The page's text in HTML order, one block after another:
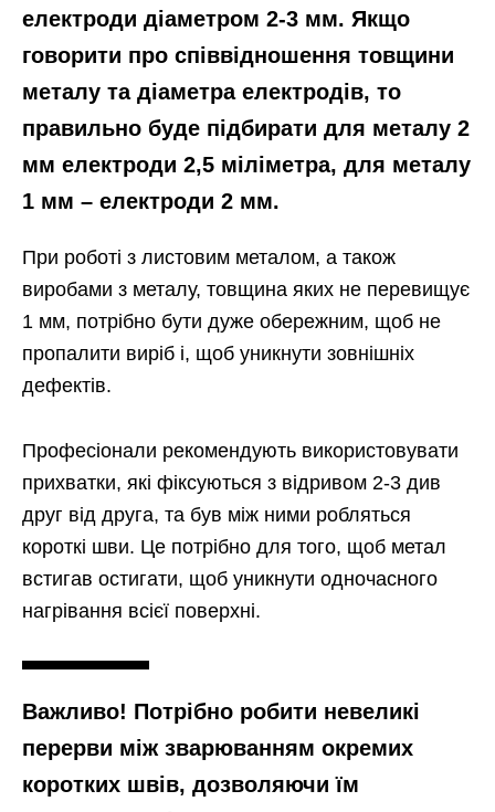
електроди діаметром 2-3 мм. Якщо
говорити про співвідношення товщини
металу та діаметра електродів, то
правильно буде підбирати для металу 2
мм електроди 2,5 міліметра, для металу
1 мм – електроди 2 мм.
При роботі з листовим металом, а також
виробами з металу, товщина яких не перевищує
1 мм, потрібно бути дуже обережним, щоб не
пропалити виріб і, щоб уникнути зовнішніх
дефектів.
Професіонали рекомендують використовувати
прихватки, які фіксуються з відривом 2-3 див
друг від друга, та був між ними робляться
короткі шви. Це потрібно для того, щоб метал
встигав остигати, щоб уникнути одночасного
нагрівання всієї поверхні.
Важливо! Потрібно робити невеликі
перерви між зварюванням окремих
коротких швів, дозволяючи їм